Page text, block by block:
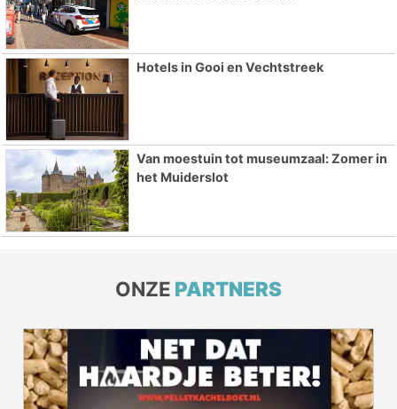
Hotels in Gooi en Vechtstreek
Van moestuin tot museumzaal: Zomer in
het Muiderslot
ONZE PARTNERS